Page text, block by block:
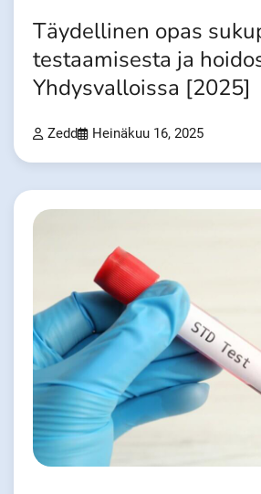
Täydellinen opas
testaamisesta ja
Yhdysvalloissa [2025]
Zedd Heinäkuu 16, 2025